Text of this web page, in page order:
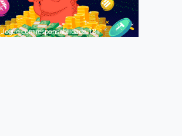
Jogue com responsabilidade. 18+